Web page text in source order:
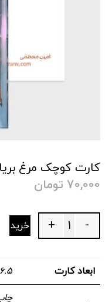
کارت کوچک مرغ بریان
70,000 تومان
Quantity -
+ خرید
ابعاد کارت ۶.۵ در ۸.۵ سانتیمتر